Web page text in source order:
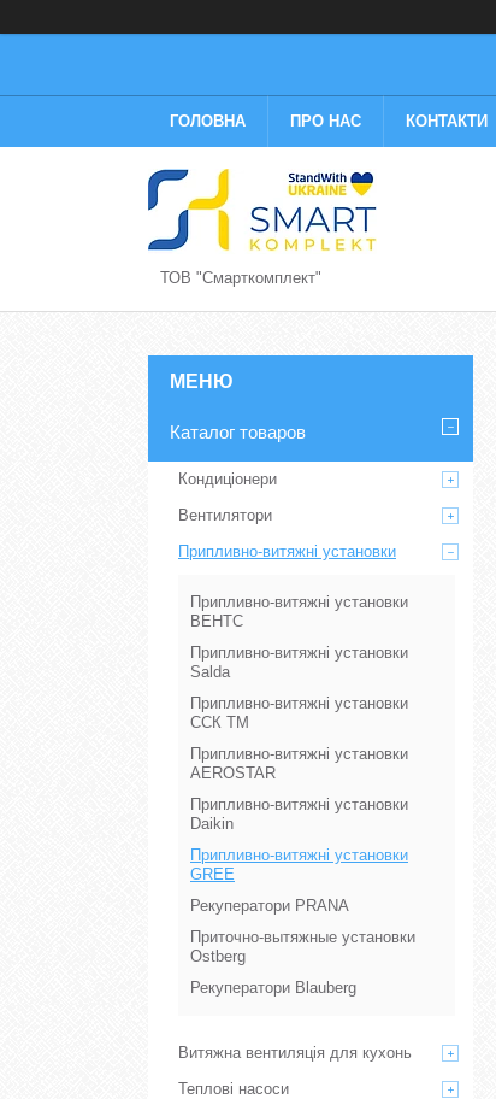
ГОЛОВНА ПРО НАС КОНТАКТИ
ТОВ "Смарткомплект"
Каталог товаров
Кондиціонери
Вентилятори
Припливно-витяжні установки
Припливно-витяжні установки
ВЕНТС
Припливно-витяжні установки
Salda
Припливно-витяжні установки
ССК ТМ
Припливно-витяжні установки
AEROSTAR
Припливно-витяжні установки
Daikin
Припливно-витяжні установки
GREE
Рекуператори PRANA
Приточно-вытяжные установки
Ostberg
Рекуператори Blauberg
Витяжна вентиляція для кухонь
Теплові насоси